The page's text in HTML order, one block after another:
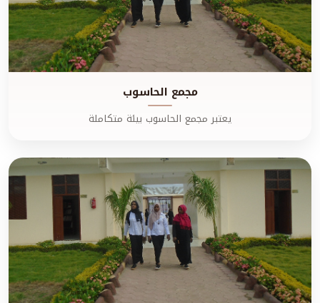
مجمع الحاسوب
يعتبر مجمع الحاسوب بيئة متكاملة